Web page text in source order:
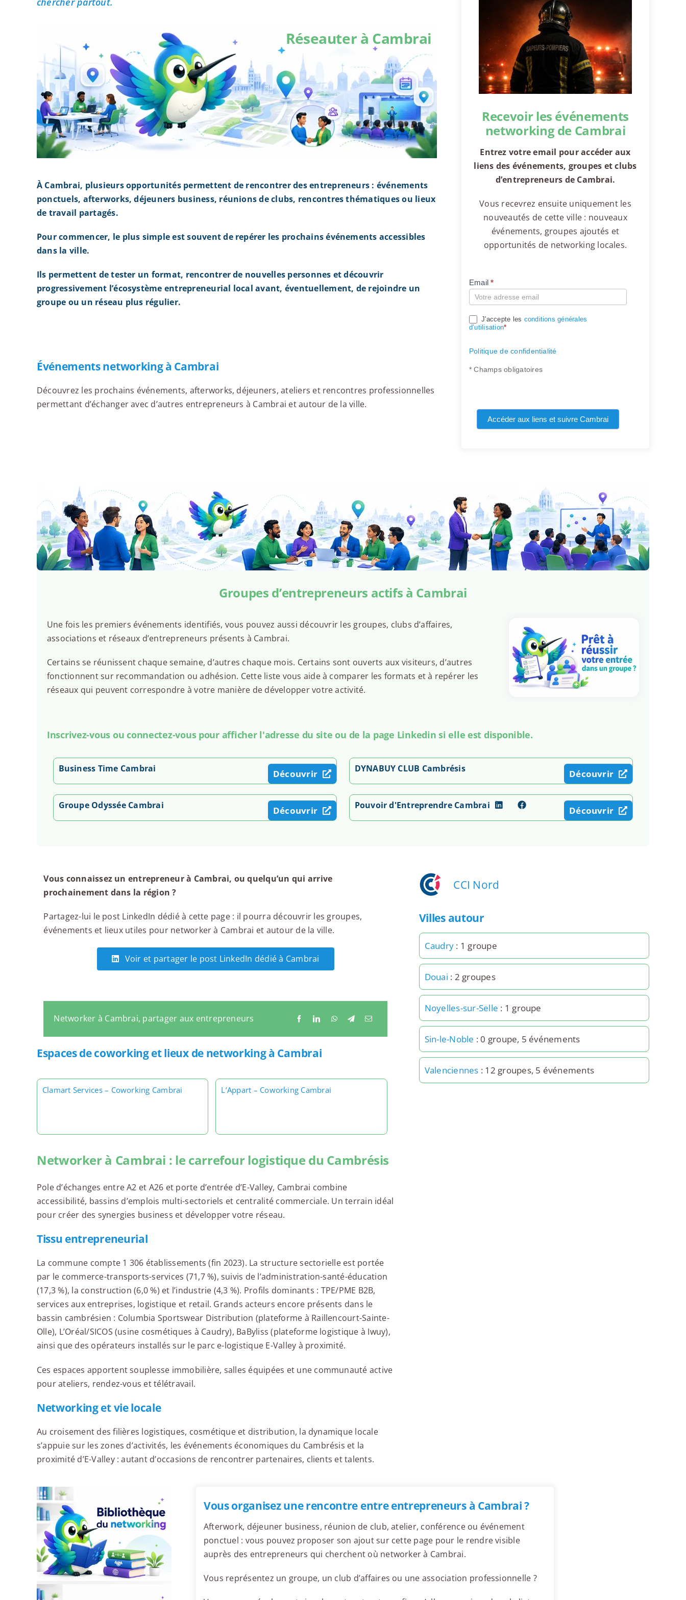
Réseauter à Cambrai
À Cambrai, plusieurs opportunités permettent de rencontrer des entrepreneurs : événements
ponctuels, afterworks, déjeuners business, réunions de clubs, rencontres thématiques ou lieux
de travail partagés.
Pour commencer, le plus simple est souvent de repérer les prochains événements accessibles
dans la ville.
Ils permettent de tester un format, rencontrer de nouvelles personnes et découvrir
progressivement l’écosystème entrepreneurial local avant, éventuellement, de rejoindre un
groupe ou un réseau plus régulier.
Événements networking à Cambrai
Découvrez les prochains événements, afterworks, déjeuners, ateliers et rencontres professionnelles
permettant d’échanger avec d’autres entrepreneurs à Cambrai et autour de la ville.
Recevoir les événements
networking de Cambrai
Entrez votre email pour accéder aux
liens des événements, groupes et clubs
d’entrepreneurs de Cambrai.
Vous recevrez ensuite uniquement les
nouveautés de cette ville : nouveaux
événements, groupes ajoutés et
opportunités de networking locales.
Compte
Email*
J'accepte les conditions générales
d’utilisation*
Politique de confidentialité
* Champs obligatoires
Accéder aux liens et suivre Cambrai
Groupes d’entrepreneurs actifs à Cambrai
Une fois les premiers événements identifiés, vous pouvez aussi découvrir les groupes, clubs d’affaires,
associations et réseaux d’entrepreneurs présents à Cambrai.
Certains se réunissent chaque semaine, d’autres chaque mois. Certains sont ouverts aux visiteurs, d’autres
fonctionnent sur recommandation ou adhésion. Cette liste vous aide à comparer les formats et à repérer les
réseaux qui peuvent correspondre à votre manière de développer votre activité.
Inscrivez-vous ou connectez-vous pour afficher l'adresse du site ou de la page Linkedin si elle est disponible.
Business Time Cambrai Découvrir DYNABUY CLUB Cambrésis Découvrir
Groupe Odyssée Cambrai Découvrir Pouvoir d'Entreprendre Cambrai Découvrir
Vous connaissez un entrepreneur à Cambrai, ou quelqu’un qui arrive
prochainement dans la région ?
Partagez-lui le post LinkedIn dédié à cette page : il pourra découvrir les groupes,
événements et lieux utiles pour networker à Cambrai et autour de la ville.
Voir et partager le post LinkedIn dédié à Cambrai
Networker à Cambrai, partager aux entrepreneurs
Espaces de coworking et lieux de networking à Cambrai
Clamart Services – Coworking Cambrai L’Appart – Coworking Cambrai
Networker à Cambrai : le carrefour logistique du Cambrésis
Pole d’échanges entre A2 et A26 et porte d’entrée d’E-Valley, Cambrai combine
accessibilité, bassins d’emplois multi-sectoriels et centralité commerciale. Un terrain idéal
pour créer des synergies business et développer votre réseau.
Tissu entrepreneurial
La commune compte 1 306 établissements (fin 2023). La structure sectorielle est portée
par le commerce-transports-services (71,7 %), suivis de l’administration-santé-éducation
(17,3 %), la construction (6,0 %) et l’industrie (4,3 %). Profils dominants : TPE/PME B2B,
services aux entreprises, logistique et retail. Grands acteurs encore présents dans le
bassin cambrésien : Columbia Sportswear Distribution (plateforme à Raillencourt-Sainte-
Olle), L’Oréal/SICOS (usine cosmétiques à Caudry), BaByliss (plateforme logistique à Iwuy),
ainsi que des opérateurs installés sur le parc e-logistique E-Valley à proximité.
Ces espaces apportent souplesse immobilière, salles équipées et une communauté active
pour ateliers, rendez-vous et télétravail.
Networking et vie locale
Au croisement des filières logistiques, cosmétique et distribution, la dynamique locale
s’appuie sur les zones d’activités, les événements économiques du Cambrésis et la
proximité d’E-Valley : autant d’occasions de rencontrer partenaires, clients et talents.
CCI Nord
Villes autour
Caudry : 1 groupe
Douai : 2 groupes
Noyelles-sur-Selle : 1 groupe
Sin-le-Noble : 0 groupe, 5 événements
Valenciennes : 12 groupes, 5 événements
Vous organisez une rencontre entre entrepreneurs à Cambrai ?
Afterwork, déjeuner business, réunion de club, atelier, conférence ou événement
ponctuel : vous pouvez proposer son ajout sur cette page pour le rendre visible
auprès des entrepreneurs qui cherchent où networker à Cambrai.
Vous représentez un groupe, un club d’affaires ou une association professionnelle ?